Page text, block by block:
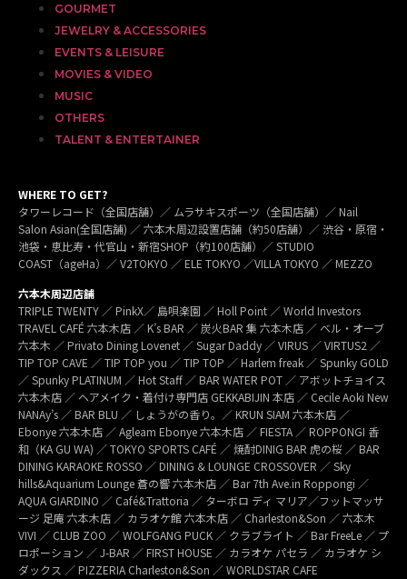
GOURMET
JEWELRY & ACCESSORIES
EVENTS & LEISURE
MOVIES & VIDEO
MUSIC
OTHERS
TALENT & ENTERTAINER
WHERE TO GET?
タワーレコード（全国店舗）／ ムラサキスポーツ（全国店舗）／ Nail
Salon Asian(全国店舗) ／ 六本木周辺設置店舗（約50店舗）／ 渋谷・原宿・
池袋・恵比寿・代官山・新宿SHOP（約100店舗）／ STUDIO
COAST（ageHa）／ V2TOKYO ／ ELE TOKYO ／VILLA TOKYO ／ MEZZO
六本木周辺店舗
TRIPLE TWENTY ／ PinkX／ 島唄楽園 ／ Holl Point ／ World Investors
TRAVEL CAFÉ 六本木店 ／ K’s BAR ／ 炭火BAR 集 六本木店 ／ ベル・オーブ
六本木 ／ Privato Dining Lovenet ／ Sugar Daddy ／ VIRUS ／ VIRTUS2 ／
TIP TOP CAVE ／ TIP TOP you ／ TIP TOP ／ Harlem freak ／ Spunky GOLD
／ Spunky PLATINUM ／ Hot Staff ／ BAR WATER POT ／ アボットチョイス
六本木店 ／ ヘアメイク・着付け専門店 GEKKABIJIN 本店 ／ Cecile Aoki New
NANAy’s ／ BAR BLU ／ しょうがの香り。／ KRUN SIAM 六本木店 ／
Ebonye 六本木店 ／ Agleam Ebonye 六本木店 ／ FIESTA ／ ROPPONGI 香
和（KA GU WA) ／ TOKYO SPORTS CAFÉ ／ 焼酎DINIG BAR 虎の桜 ／ BAR
DINING KARAOKE ROSSO ／ DINING & LOUNGE CROSSOVER ／ Sky
hills&Aquarium Lounge 蒼の響 六本木店 ／ Bar 7th Ave.in Roppongi ／
AQUA GIARDINO ／ Café&Trattoria ／ ターボロ ディ マリア／フットマッサ
ージ 足庵 六本木店 ／ カラオケ館 六本木店 ／ Charleston&Son ／ 六本木
VIVI ／ CLUB ZOO ／ WOLFGANG PUCK ／ クラブライト ／ Bar FreeLe ／ プ
ロポーション ／ J-BAR ／ FIRST HOUSE ／ カラオケ パセラ ／ カラオケ シ
ダックス ／ PIZZERIA Charleston&Son ／ WORLDSTAR CAFE